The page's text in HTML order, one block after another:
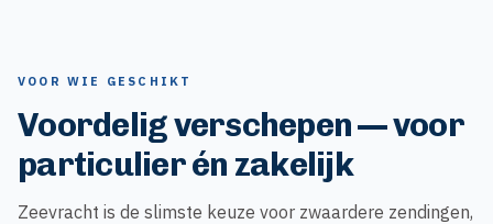
VOOR WIE GESCHIKT
Voordelig verschepen — voor
particulier én zakelijk
Zeevracht is de slimste keuze voor zwaardere zendingen,